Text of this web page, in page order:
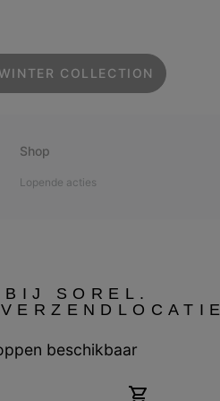
COLLECTION
Shop
Lopende acties
BIJ SOREL.
beschikbaar
Online